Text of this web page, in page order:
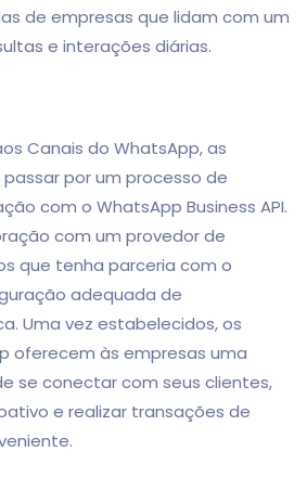
de empresas que lidam com um
e interações diárias.
Canais do WhatsApp, as
por um processo de
com o WhatsApp Business API.
com um provedor de
que tenha parceria com o
adequada de
Uma vez estabelecidos, os
oferecem às empresas uma
se conectar com seus clientes,
e realizar transações de